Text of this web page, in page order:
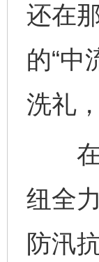
还在
的“
洗礼
在“
纽全
防汛